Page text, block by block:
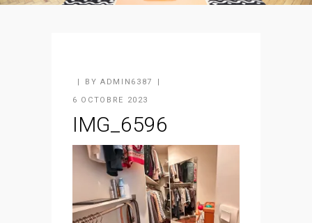
BY ADMIN6387
6 OCTOBRE 2023
IMG_6596